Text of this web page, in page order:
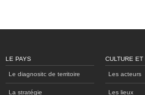
LE PAYS
Le diagnositc de territoire
La stratégie
CULTURE ET
Les acteurs
Les lieux